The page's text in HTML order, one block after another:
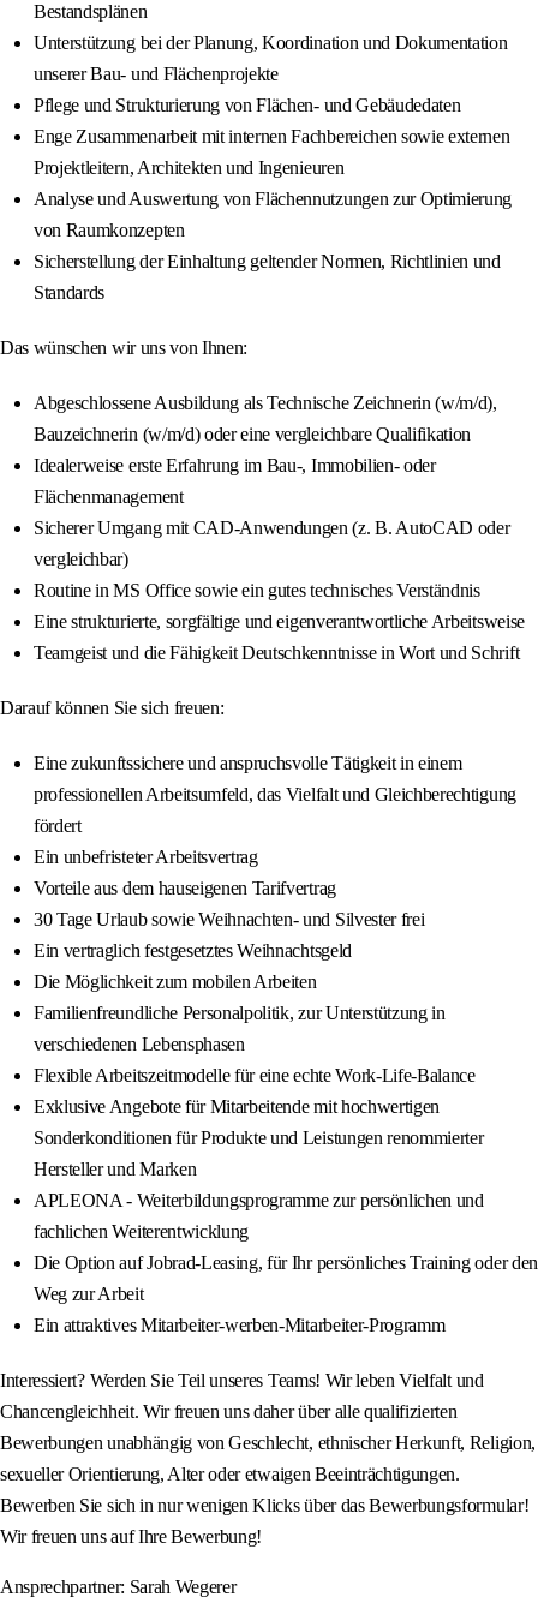
Bestandsplänen
Unterstützung bei der Planung, Koordination und Dokumentation
unserer Bau- und Flächenprojekte
Pflege und Strukturierung von Flächen- und Gebäudedaten
Enge Zusammenarbeit mit internen Fachbereichen sowie externen
Projektleitern, Architekten und Ingenieuren
Analyse und Auswertung von Flächennutzungen zur Optimierung
von Raumkonzepten
Sicherstellung der Einhaltung geltender Normen, Richtlinien und
Standards
Das wünschen wir uns von Ihnen:
Abgeschlossene Ausbildung als Technische Zeichnerin (w/m/d),
Bauzeichnerin (w/m/d) oder eine vergleichbare Qualifikation
Idealerweise erste Erfahrung im Bau-, Immobilien- oder
Flächenmanagement
Sicherer Umgang mit CAD-Anwendungen (z. B. AutoCAD oder
vergleichbar)
Routine in MS Office sowie ein gutes technisches Verständnis
Eine strukturierte, sorgfältige und eigenverantwortliche Arbeitsweise
Teamgeist und die Fähigkeit Deutschkenntnisse in Wort und Schrift
Darauf können Sie sich freuen:
Eine zukunftssichere und anspruchsvolle Tätigkeit in einem
professionellen Arbeitsumfeld, das Vielfalt und Gleichberechtigung
fördert
Ein unbefristeter Arbeitsvertrag
Vorteile aus dem hauseigenen Tarifvertrag
30 Tage Urlaub sowie Weihnachten- und Silvester frei
Ein vertraglich festgesetztes Weihnachtsgeld
Die Möglichkeit zum mobilen Arbeiten
Familienfreundliche Personalpolitik, zur Unterstützung in
verschiedenen Lebensphasen
Flexible Arbeitszeitmodelle für eine echte Work-Life-Balance
Exklusive Angebote für Mitarbeitende mit hochwertigen
Sonderkonditionen für Produkte und Leistungen renommierter
Hersteller und Marken
APLEONA - Weiterbildungsprogramme zur persönlichen und
fachlichen Weiterentwicklung
Die Option auf Jobrad-Leasing, für Ihr persönliches Training oder den
Weg zur Arbeit
Ein attraktives Mitarbeiter-werben-Mitarbeiter-Programm
Interessiert? Werden Sie Teil unseres Teams! Wir leben Vielfalt und
Chancengleichheit. Wir freuen uns daher über alle qualifizierten
Bewerbungen unabhängig von Geschlecht, ethnischer Herkunft, Religion,
sexueller Orientierung, Alter oder etwaigen Beeinträchtigungen.
Bewerben Sie sich in nur wenigen Klicks über das Bewerbungsformular!
Wir freuen uns auf Ihre Bewerbung!
Ansprechpartner: Sarah Wegerer